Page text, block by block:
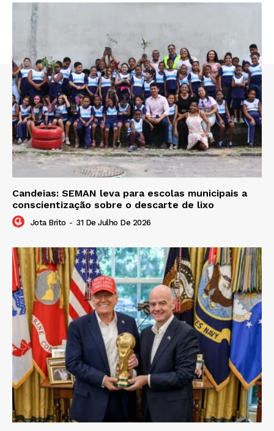
Candeias: SEMAN leva para escolas municipais a
conscientização sobre o descarte de lixo
Jota Brito - 31 De Julho De 2026